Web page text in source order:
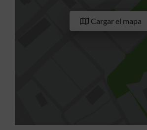
Cargar el mapa